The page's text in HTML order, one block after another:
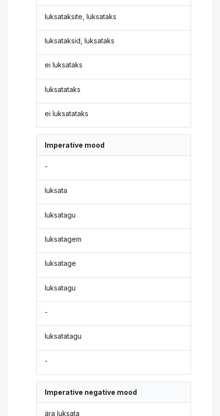
luksataksite, luksataks
luksataksid, luksataks
ei luksataks
luksatataks
ei luksatataks
Imperative mood
-
luksata
luksatagu
luksatagem
luksatage
luksatagu
-
luksatatagu
-
Imperative negative mood
ära luksata